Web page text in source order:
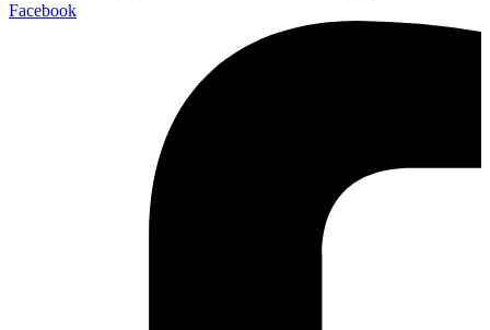
Facebook